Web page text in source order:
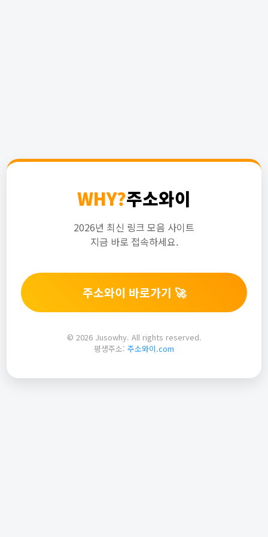
WHY?주소와이
2026년 최신 링크 모음 사이트
지금 바로 접속하세요.
주소와이 바로가기 🚀
© 2026 Jusowhy. All rights reserved.
평생주소: 주소와이.com